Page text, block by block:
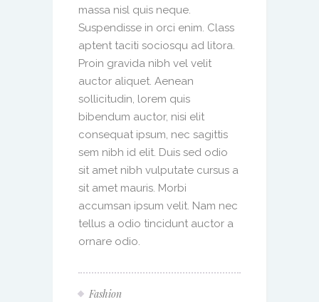
massa nisl quis neque.
Suspendisse in orci enim. Class
aptent taciti sociosqu ad litora.
Proin gravida nibh vel velit
auctor aliquet. Aenean
sollicitudin, lorem quis
bibendum auctor, nisi elit
consequat ipsum, nec sagittis
sem nibh id elit. Duis sed odio
sit amet nibh vulputate cursus a
sit amet mauris. Morbi
accumsan ipsum velit. Nam nec
tellus a odio tincidunt auctor a
ornare odio.
Fashion